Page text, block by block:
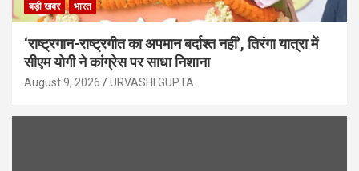
बड़ी खबर भारत
‘राष्ट्रगान-राष्ट्रगीत का अपमान बर्दाश्त नहीं’, तिरंगा यात्रा में
सीएम योगी ने कांग्रेस पर साधा निशाना
August 9, 2026 URVASHI GUPTA